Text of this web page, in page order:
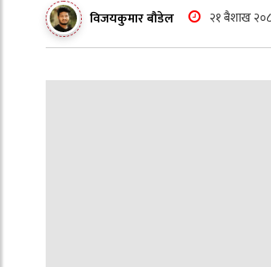
विजयकुमार बौडेल २१ बैशाख